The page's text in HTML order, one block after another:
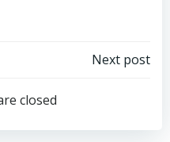
Next post
closed